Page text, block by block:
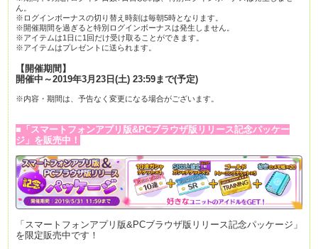
ん。
※ログインボーナスの切り替え時刻は毎朝5時となります。
※開催期間を過ぎると特別ログインボーナスは発生しません。
※アイテムは1日に1回だけ受け取ることができます。
※アイテムはプレゼントに送られます。
【開催期間】
開催中～2019年3月23日(土) 23:59まで(予定)
※内容・期間は、予告なく変更になる場合がございます。
■「スマートフォンアプリ版&PCブラウザ版リリース記念パッケー
ジ」を販売中！
「スマートフォンアプリ版&PCブラウザ版リリース記念パッケージ」
を限定販売中です！